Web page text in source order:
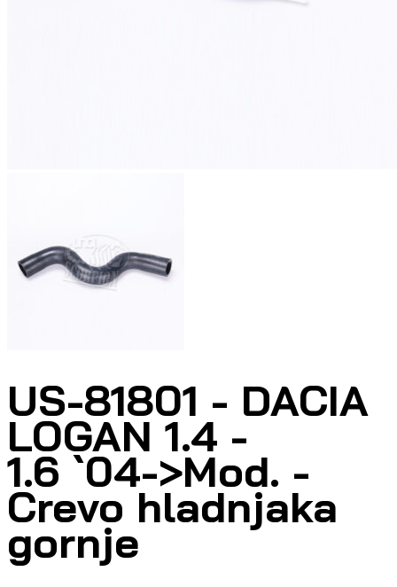
US-81801 - DACIA
LOGAN 1.4 -
1.6 `04->Mod. -
Crevo hladnjaka
gornje